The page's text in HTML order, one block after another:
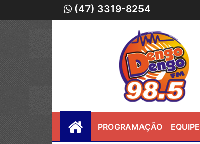
(47) 3319-8254
PROGRAMAÇÃO EQUIPE